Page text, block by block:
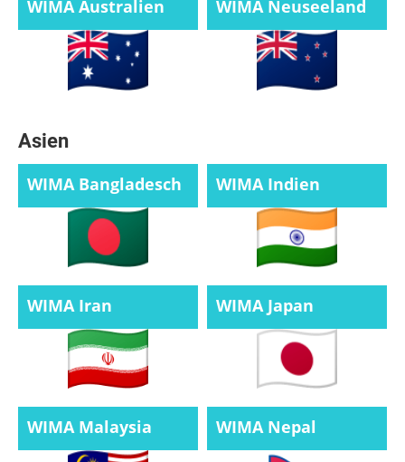
WIMA Australien WIMA Neuseeland
Asien
WIMA Bangladesch WIMA Indien
WIMA Iran WIMA Japan
WIMA Malaysia WIMA Nepal